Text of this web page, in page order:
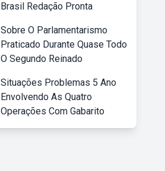
Brasil Redação Pronta
Sobre O Parlamentarismo
Praticado Durante Quase Todo
O Segundo Reinado
Situações Problemas 5 Ano
Envolvendo As Quatro
Operações Com Gabarito